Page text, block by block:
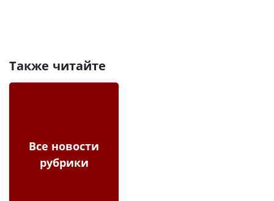
Также читайте
Все новости
рубрики